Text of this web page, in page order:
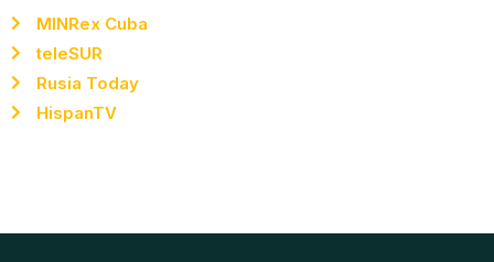
MINRex Cuba
teleSUR
Rusia Today
HispanTV